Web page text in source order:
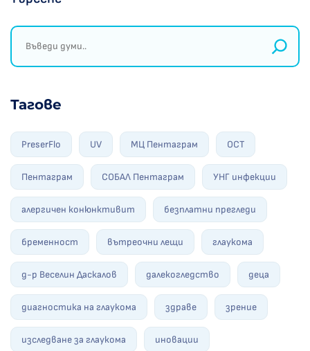
Тагове
PreserFlo UV МЦ Пентаграм ОСТ
Пентаграм СОБАЛ Пентаграм УНГ инфекции
алергичен конюнктивит безплатни прегледи
бременност вътреочни лещи глаукома
д-р Веселин Даскалов далекогледство деца
диагностика на глаукома здраве зрение
изследване за глаукома иновации